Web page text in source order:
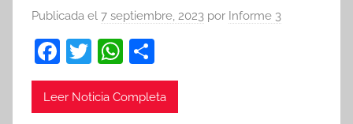
Publicada el 7 septiembre, 2023 por Informe 3
F
a
c
T
w
itt
W
h
at
o
m
Leer Noticia Completa